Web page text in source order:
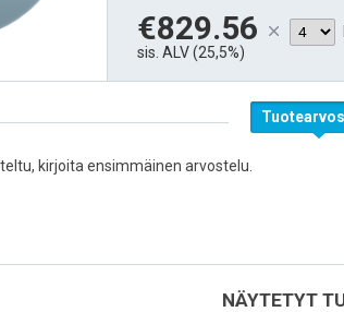
€829.56
sis. ALV (25,5%)
kirjoita ensimmäinen arvostelu.
NÄYTETYT